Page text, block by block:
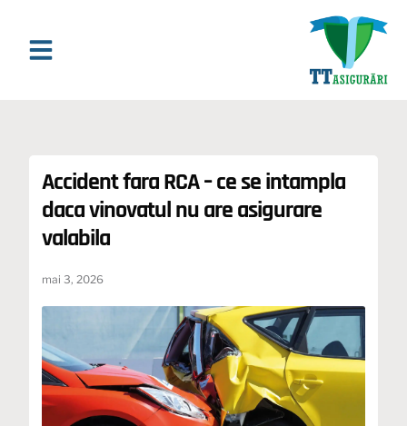
Accident fara RCA – ce se intampla
daca vinovatul nu are asigurare
valabila
mai 3, 2026